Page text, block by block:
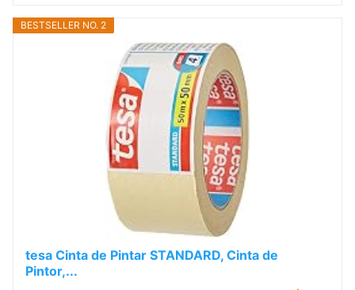
BESTSELLER NO. 2
tesa Cinta de Pintar STANDARD, Cinta de
Pintor,...